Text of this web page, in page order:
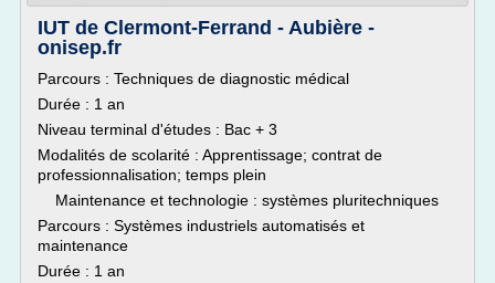
IUT de Clermont-Ferrand - Aubière -
onisep.fr
Parcours : Techniques de diagnostic médical
Durée : 1 an
Niveau terminal d'études : Bac + 3
Modalités de scolarité : Apprentissage; contrat de
professionnalisation; temps plein
Maintenance et technologie : systèmes pluritechniques
Parcours : Systèmes industriels automatisés et
maintenance
Durée : 1 an